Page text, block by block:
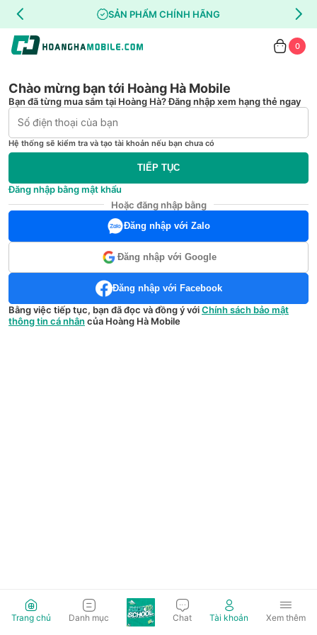
SẢN PHẨM CHÍNH HÃNG
0
Chào mừng bạn tới Hoàng Hà Mobile
Bạn đã từng mua sắm tại Hoàng Hà? Đăng nhập xem hạng thẻ ngay
Hệ thống sẽ kiểm tra và tạo tài khoản nếu bạn chưa có
TIẾP TỤC
Đăng nhập bằng mật khẩu
Hoặc đăng nhập bằng
Đăng nhập với Zalo
Đăng nhập với Google
Đăng nhập với Facebook
Bằng việc tiếp tục, bạn đã đọc và đồng ý vớiChính sách bảo mật
thông tin cá nhân của Hoàng Hà Mobile
Trang chủ Danh mục Chat Tài khoản Xem thêm